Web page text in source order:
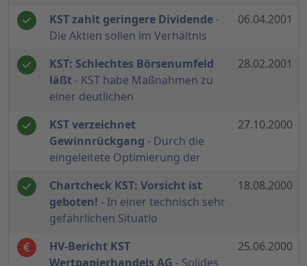
KST zahlt geringere Dividende-
Die Aktien sollen im Verhältnis
06.04.2001
KST: Schlechtes Börsenumfeld
läßt - KST habe Maßnahmen zu
einer deutlichen
28.02.2001
KST verzeichnet
Gewinnrückgang - Durch die
eingeleitete Optimierung der
27.10.2000
Chartcheck KST: Vorsicht ist
geboten! - In einer technisch sehr
gefährlichen Situatio
18.08.2000
HV-Bericht KST
Wertpapierhandels AG - Solides
25.06.2000